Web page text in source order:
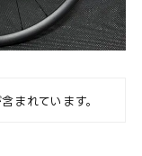
まれています。